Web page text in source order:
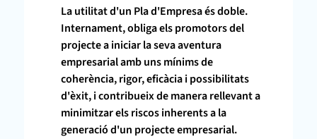
La utilitat d'un Pla d'Empresa és doble.
Internament, obliga els promotors del
projecte a iniciar la seva aventura
empresarial amb uns mínims de
coherència, rigor, eficàcia i possibilitats
d'èxit, i contribueix de manera rellevant a
minimitzar els riscos inherents a la
generació d'un projecte empresarial.